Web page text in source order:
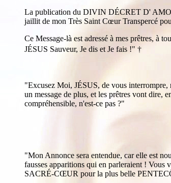
La publication du DIVIN DÉCRET D'
jaillit de mon Très Saint Cœur Transpercé
Ce Message-là est adressé à mes prêtres, à
JÉSUS Sauveur, Je dis et Je fais !" †
"Excusez Moi, JÉSUS, de vous interrompre,
un message de plus, et les prêtres vont dire,
compréhensible, n'est-ce pas ?"
"Mon Annonce sera entendue, car elle est
fausses apparitions qui en parleraient !
SACRÉ-CŒUR pour la plus belle